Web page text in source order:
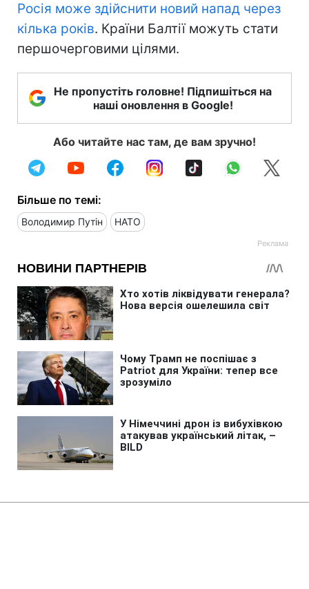
Росія може здійснити новий напад через
кілька років. Країни Балтії можуть стати
першочерговими цілями.
Не пропустіть головне! Підпишіться на
наші оновлення в Google!
Або читайте нас там, де вам зручно!
Більше по темі:
Володимир Путін НАТО